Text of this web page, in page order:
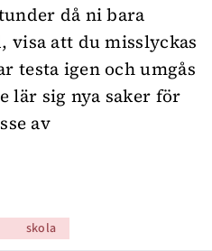
då ni bara
visa att du misslyckas
testa igen och umgås
lär sig nya saker för
av
skola